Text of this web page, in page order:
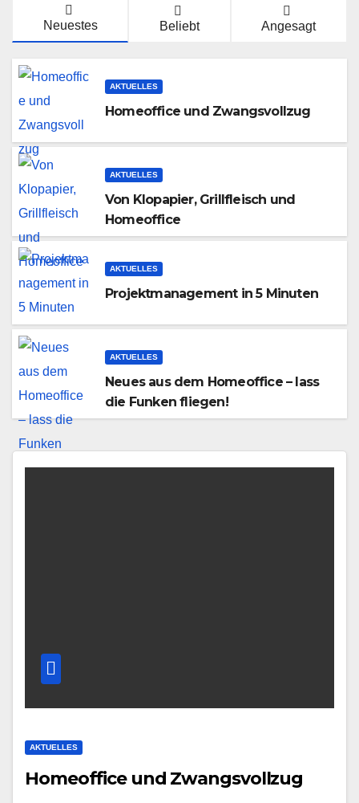
Neuestes Beliebt Angesagt
AKTUELLES
Homeoffice und Zwangsvollzug
AKTUELLES
Von Klopapier, Grillfleisch und
Homeoffice
AKTUELLES
Projektmanagement in 5 Minuten
AKTUELLES
Neues aus dem Homeoffice – lass
die Funken fliegen!
AKTUELLES
Homeoffice und Zwangsvollzug